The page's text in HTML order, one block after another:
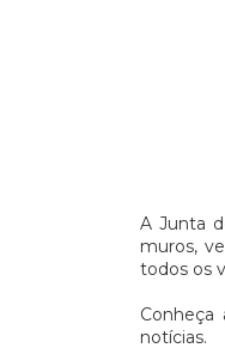
A Junta
muros,
todos os
Conheça
notícias.